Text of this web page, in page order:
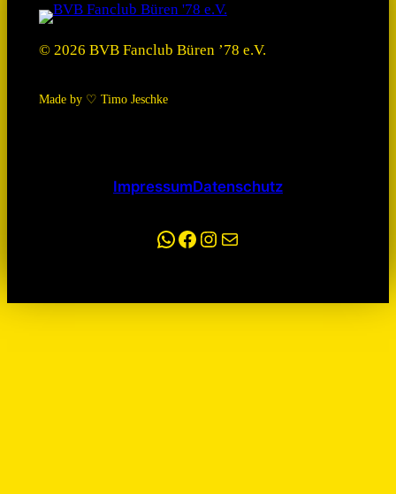
© 2026 BVB Fanclub Büren ’78 e.V.
Made by ♡ Timo Jeschke
ImpressumDatenschutz
WhatsApp Facebook Instagram E-Mail